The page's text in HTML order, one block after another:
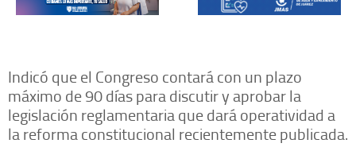
Indicó que el Congreso contará con un plazo
máximo de 90 días para discutir y aprobar la
legislación reglamentaria que dará operatividad a
la reforma constitucional recientemente publicada.